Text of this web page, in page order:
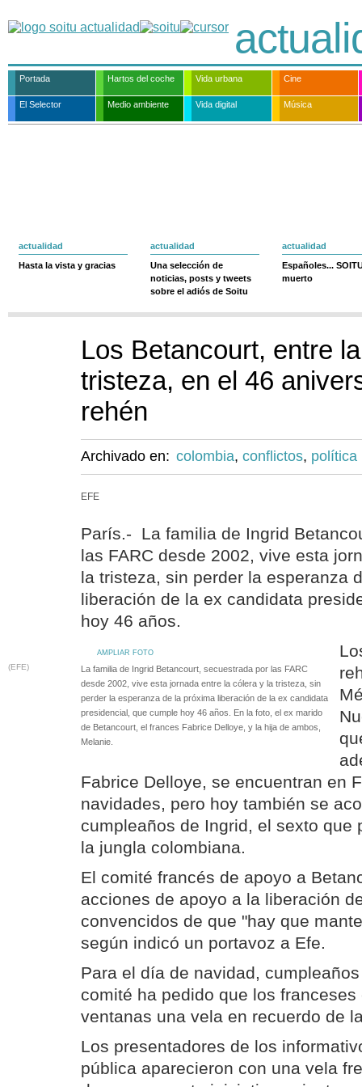
Portada Hartos del coche Vida urbana Cine
El Selector Medio ambiente Vida digital Música
actualidad
Hasta la vista y gracias
actualidad
Una selección de
noticias, posts y tweets
sobre el adiós de Soitu
actualidad
Españoles...
muerto
Los Betancourt, entre
tristeza, en el 46
rehén
Archivado en: colombia, conflictos, política
EFE
París.- La familia de Ingrid
las FARC desde 2002, vive esta
la tristeza, sin perder la esperanza
liberación de la ex candidata
hoy 46 años.
AMPLIAR FOTO
(EFE)
La familia de Ingrid Betancourt, secuestrada por las FARC
desde 2002, vive esta jornada entre la cólera y la tristeza, sin
perder la esperanza de la próxima liberación de la ex candidata
presidencial, que cumple hoy 46 años. En la foto, el ex marido
de Betancourt, el frances Fabrice Delloye, y la hija de ambos,
Melanie.
Fabrice Delloye, se encuentran en
navidades, pero hoy también se
cumpleaños de Ingrid, el sexto que
la jungla colombiana.
El comité francés de apoyo a
acciones de apoyo a la liberación
convencidos de que "hay que
según indicó un portavoz a Efe.
Para el día de navidad,
comité ha pedido que los
ventanas una vela en recuerdo de
Los presentadores de los
pública aparecieron con una vela